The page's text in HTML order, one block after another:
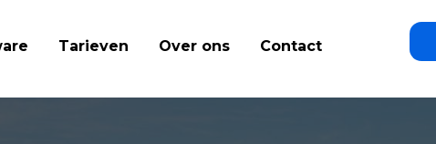
Tarieven Over ons Contact